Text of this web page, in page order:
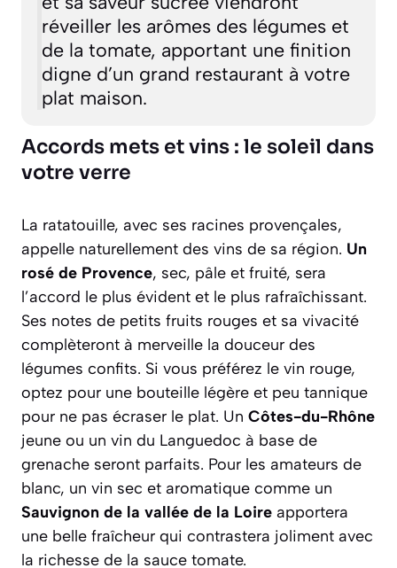
réveiller les arômes des légumes et
de la tomate, apportant une finition
digne d’un grand restaurant à votre
plat maison.
Accords mets et vins : le soleil dans
votre verre
La ratatouille, avec ses racines provençales,
appelle naturellement des vins de sa région. Un
rosé de Provence, sec, pâle et fruité, sera
l’accord le plus évident et le plus rafraîchissant.
Ses notes de petits fruits rouges et sa vivacité
complèteront à merveille la douceur des
légumes confits. Si vous préférez le vin rouge,
optez pour une bouteille légère et peu tannique
pour ne pas écraser le plat. Un Côtes-du-Rhône
jeune ou un vin du Languedoc à base de
grenache seront parfaits. Pour les amateurs de
blanc, un vin sec et aromatique comme un
Sauvignon de la vallée de la Loire apportera
une belle fraîcheur qui contrastera joliment avec
la richesse de la sauce tomate.